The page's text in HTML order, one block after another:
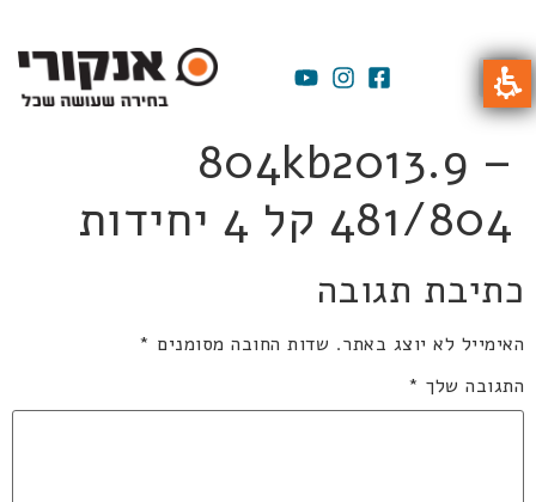
804kb2013.9 –
481/804 קל 4 יחידות
כתיבת תגובה
האימייל לא יוצג באתר. שדות החובה מסומנים *
התגובה שלך *